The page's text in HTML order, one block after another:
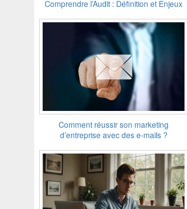
Comprendre l’Audit : Définition et Enjeux
Comment réussir son marketing
d’entreprise avec des e-mails ?